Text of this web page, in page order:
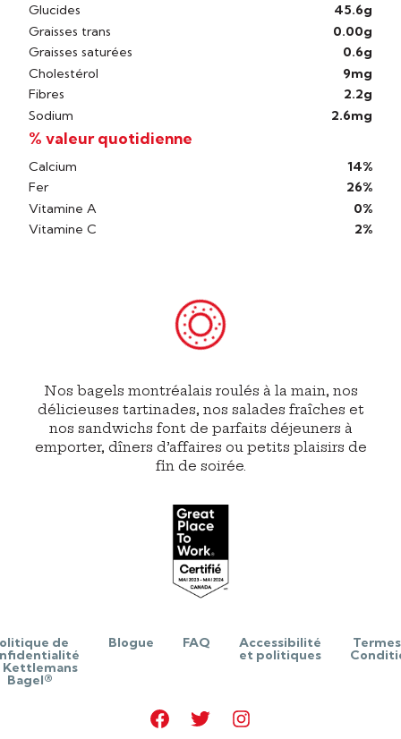
Glucides
45.6g
Graisses trans
0.00g
Graisses saturées
0.6g
Cholestérol
9mg
Fibres
2.2g
Sodium
2.6mg
% valeur quotidienne
Calcium
14%
Fer
26%
Vitamine A
0%
Vitamine C
2%
Nos bagels montréalais roulés à la main, nos
délicieuses tartinades, nos salades fraîches et
nos sandwichs font de parfaits déjeuners à
emporter, dîners d’affaires ou petits plaisirs de
fin de soirée.
de
Kettlemans
Bagel®
Blogue FAQ Accessibilité
et politiques